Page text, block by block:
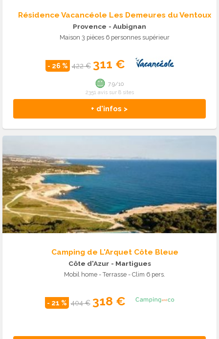
Résidence Vacancéole Les Demeures du Ventoux
Provence - Aubignan
Maison 3 pièces 6 personnes supérieur
- 26 % 422 € 311 €
+ d'infos >
7.9/10
2351 avis sur 8 sites
Camping de L'Arquet Côte Bleue
Côte d'Azur - Martigues
Mobil home - Terrasse - Clim 6 pers.
- 21 % 404 € 318 €